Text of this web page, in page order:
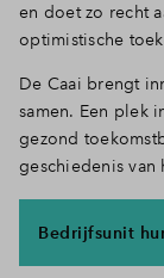
en doet zo recht
optimistische
De Caai brengt
samen. Een plek
gezond
geschiedenis van
Bedrijfsunit